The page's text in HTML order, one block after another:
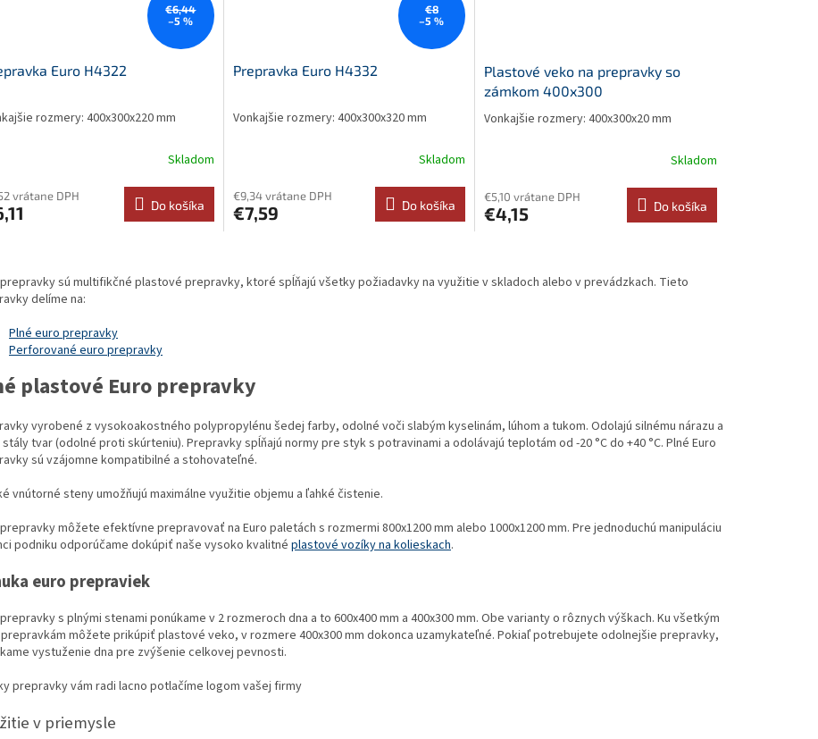
€6,44
–5 %
Euro H4322
rozmery: 400x300x220 mm
Skladom
vrátane DPH
Do košíka
€8
–5 %
Prepravka Euro H4332
Vonkajšie rozmery: 400x300x320 mm
Skladom
€9,34 vrátane DPH
€7,59 Do košíka
Plastové veko na prepravky so
zámkom 400x300
Vonkajšie rozmery: 400x300x20 mm
Skladom
€5,10 vrátane DPH
€4,15 Do košíka
l
r
v
v
p
i
sú multifikčné plastové prepravky, ktoré spĺňajú všetky požiadavky na využitie v skladoch alebo v prevádzkach. Tieto
delíme na:
Plné euro prepravky
Perforované euro prepravky
plastové Euro prepravky
vyrobené z vysokoakostného polypropylénu šedej farby, odolné voči slabým kyselinám, lúhom a tukom. Odolajú silnému nárazu a
tvar (odolné proti skúrteniu). Prepravky spĺňajú normy pre styk s potravinami a odolávajú teplotám od -20 °C do +40 °C. Plné Euro
sú vzájomne kompatibilné a stohovateľné.
vnútorné steny umožňujú maximálne využitie objemu a ľahké čistenie.
môžete efektívne prepravovať na Euro paletách s rozmermi 800x1200 mm alebo 1000x1200 mm. Pre jednoduchú manipuláciu
podniku odporúčame dokúpiť naše vysoko kvalitné plastové vozíky na kolieskach.
euro prepraviek
s plnými stenami ponúkame v 2 rozmeroch dna a to 600x400 mm a 400x300 mm. Obe varianty o rôznych výškach. Ku všetkým
môžete prikúpiť plastové veko, v rozmere 400x300 mm dokonca uzamykateľné. Pokiaľ potrebujete odolnejšie prepravky,
vystuženie dna pre zvýšenie celkovej pevnosti.
prepravky vám radi lacno potlačíme logom vašej firmy
v priemysle